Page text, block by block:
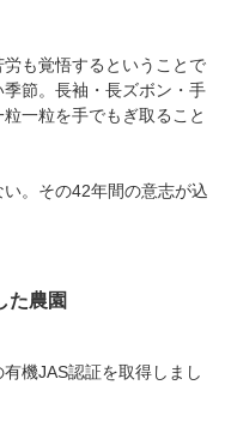
も覚悟するということで
節。長袖・長ズボン・手
一粒を手でもぎ取ること
。その42年間の意志が込
た農園
機JAS認証を取得しまし